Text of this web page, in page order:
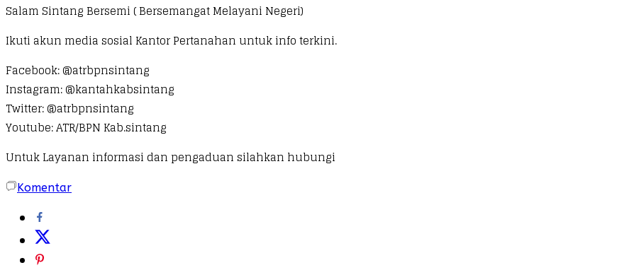
Salam Sintang Bersemi ( Bersemangat Melayani Negeri)
Ikuti akun media sosial Kantor Pertanahan untuk info terkini.
Facebook: @atrbpnsintang
Instagram: @kantahkabsintang
Twitter: @atrbpnsintang
Youtube: ATR/BPN Kab.sintang
Untuk Layanan informasi dan pengaduan silahkan hubungi
Komentar